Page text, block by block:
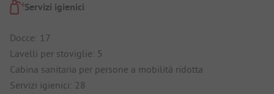
Servizi igienici
Docce: 17
Lavelli per stoviglie: 5
Cabina sanitaria per persone a mobilità ridotta
Servizi igienici: 28